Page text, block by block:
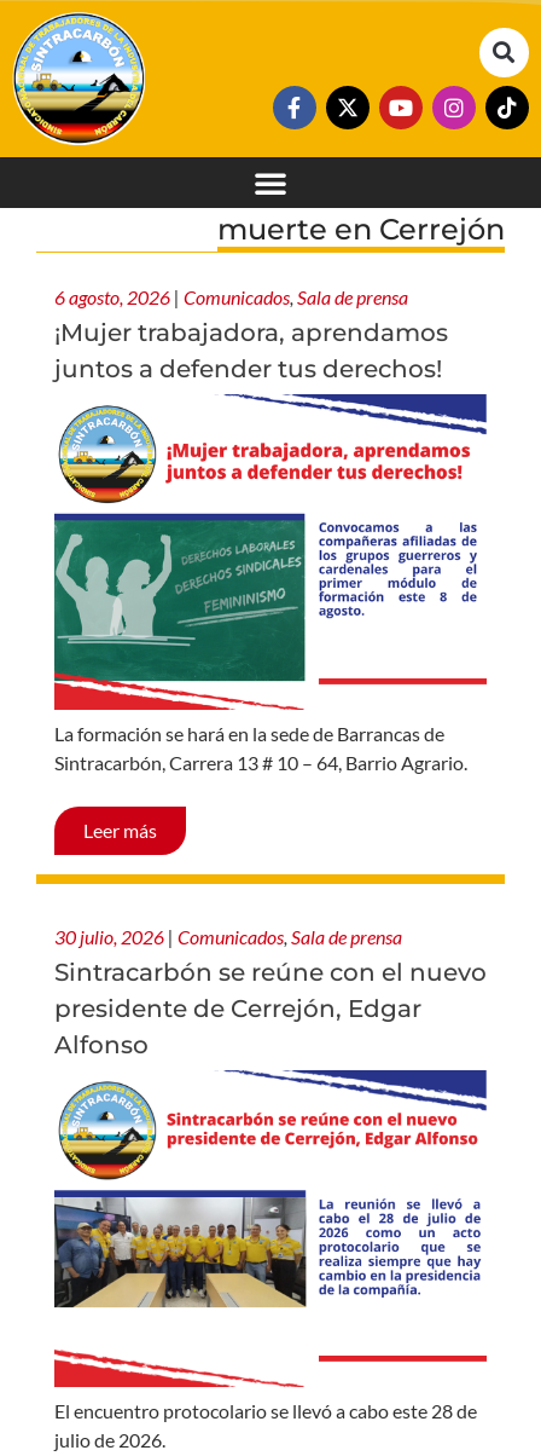
muerte en Cerrejón
6 agosto, 2026 | Comunicados, Sala de prensa
¡Mujer trabajadora, aprendamos
juntos a defender tus derechos!
La formación se hará en la sede de Barrancas de
Sintracarbón, Carrera 13 # 10 – 64, Barrio Agrario.
Leer más
30 julio, 2026 | Comunicados, Sala de prensa
Sintracarbón se reúne con el nuevo
presidente de Cerrejón, Edgar
Alfonso
El encuentro protocolario se llevó a cabo este 28 de
julio de 2026.